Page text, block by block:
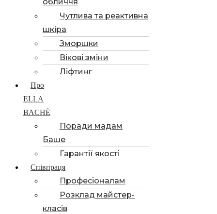
Чутлива та реактивна
шкіра
Зморшки
Вікові зміни
Ліфтинг
Про
ELLA
BACHÉ
Поради мадам
Баше
Гарантії якості
Співпраця
Професіоналам
Розклад майстер-
класів